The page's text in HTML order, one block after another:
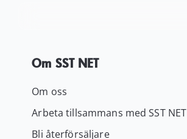
Om SST NET
Om oss
Arbeta tillsammans med SST NET
Bli återförsäljare